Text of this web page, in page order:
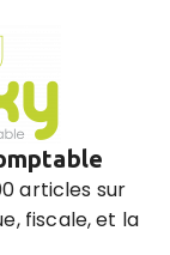
articles sur
fiscale, et la